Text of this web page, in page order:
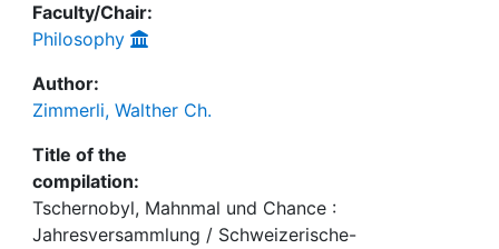
Faculty/Chair:
Philosophy
Author:
Zimmerli, Walther Ch.
Title of the
compilation:
Tschernobyl, Mahnmal und Chance :
Jahresversammlung / Schweizerische-